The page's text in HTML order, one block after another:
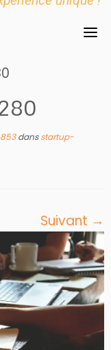
dansstartup-
Suivant →